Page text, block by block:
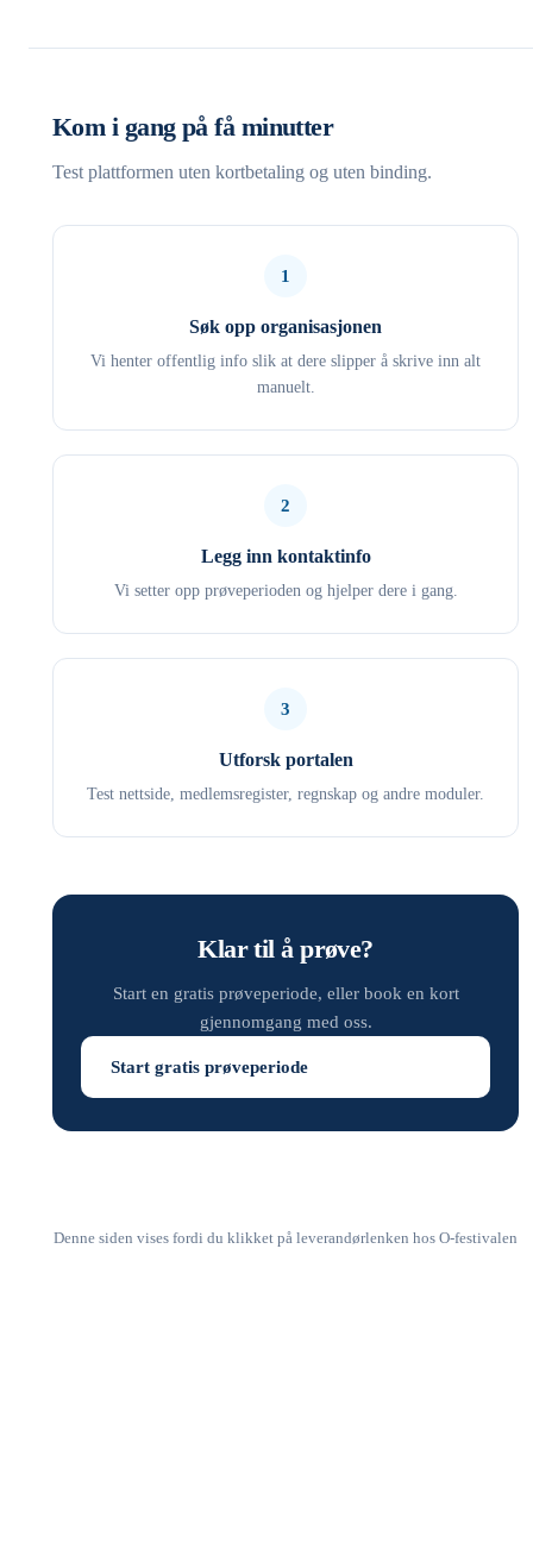
Kom i gang på få minutter
Test plattformen uten kortbetaling og uten binding.
1
Søk opp organisasjonen
Vi henter offentlig info slik at dere slipper å skrive inn alt
manuelt.
2
Legg inn kontaktinfo
Vi setter opp prøveperioden og hjelper dere i gang.
3
Utforsk portalen
Test nettside, medlemsregister, regnskap og andre moduler.
Klar til å prøve?
Start en gratis prøveperiode, eller book en kort
gjennomgang med oss.
Start gratis prøveperiode
Denne siden vises fordi du klikket på leverandørlenken hos O-festivalen